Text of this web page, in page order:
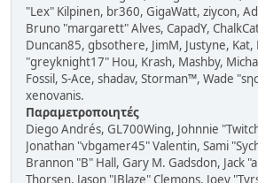
"Lex" Kilpinen, br360, GigaWatt, ziycon,
Bruno "margarett" Alves, CapadY,
Duncan85, gbsothere, JimM, Justyne, Kat,
"greyknight17" Hou, Krash, Mashby,
Fossil, S-Ace, shadav, Storman™, Wade
xenovanis.
Παραμετροποιητές
Diego Andrés, GL700Wing, Johnnie
Jonathan "vbgamer45" Valentin, Sami
Brannon "B" Hall, Gary M. Gadsdon, Jack
Thorsen, Jason "JBlaze" Clemons, Joey